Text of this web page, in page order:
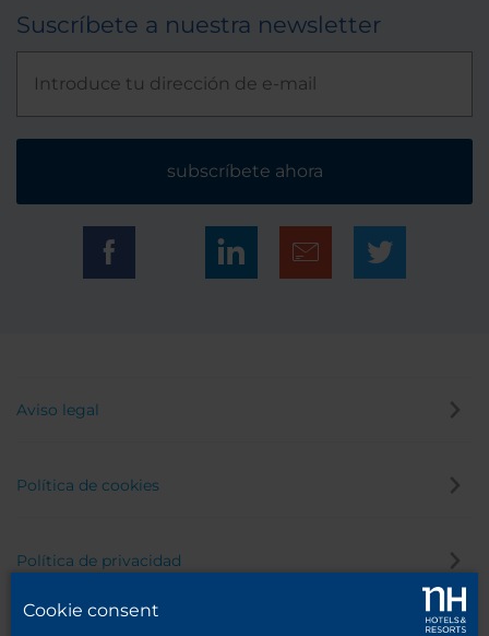
Suscríbete a nuestra newsletter
subscríbete ahora
Aviso legal
Política de cookies
Política de privacidad
Cookie consent